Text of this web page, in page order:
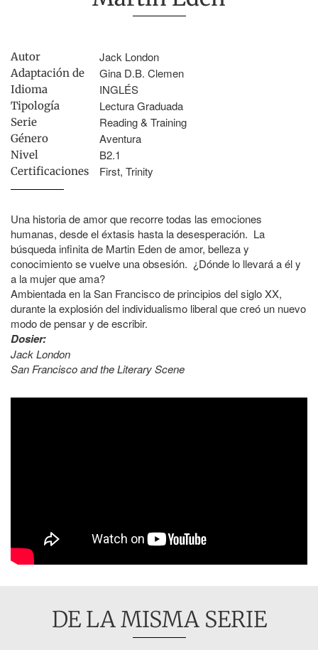
Autor Jack London
Adaptación de Gina D.B. Clemen
Idioma INGLÉS
Tipología Lectura Graduada
Serie Reading & Training
Género Aventura
Nivel B2.1
Certificaciones First, Trinity
Una historia de amor que recorre todas las emociones
humanas, desde el éxtasis hasta la desesperación. La
búsqueda infinita de Martin Eden de amor, belleza y
conocimiento se vuelve una obsesión. ¿Dónde lo llevará a él y
a la mujer que ama?
Ambientada en la San Francisco de principios del siglo XX,
durante la explosión del individualismo liberal que creó un nuevo
modo de pensar y de escribir.
Dosier:
Jack London
San Francisco and the Literary Scene
DE LA MISMA SERIE